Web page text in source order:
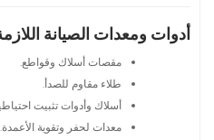
أدوات ومعدات الصيانة
مقصات أسلاك وقواطع.
طلاء مقاوم للصدأ.
أسلاك وأدوات تثبيت
معدات لحفر وتقوية الأعمدة.